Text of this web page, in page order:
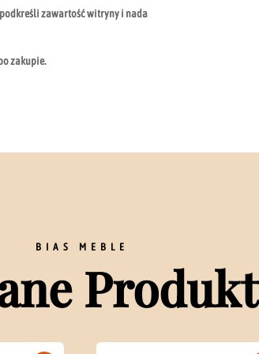
zawartość witryny i nada
zakupie.
BIAS MEBLE